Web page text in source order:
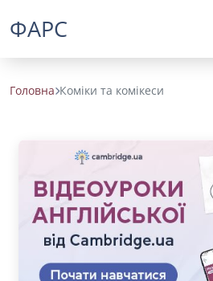
ФАРС
Головна Коміки та комікеси